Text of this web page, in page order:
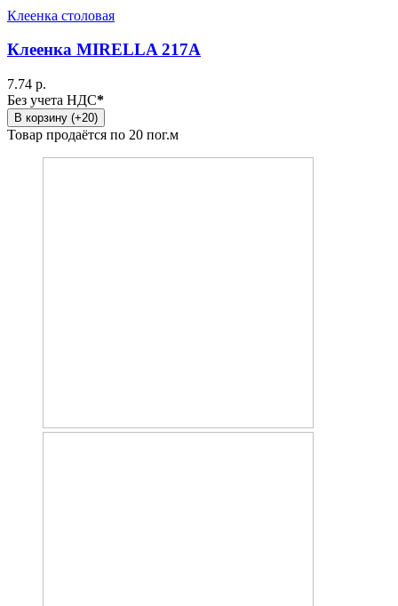
Клеенка столовая
Клеенка MIRELLA 217A
7.74 р.
Без учета НДС*
В корзину (+20)
Товар продаётся по 20 пог.м